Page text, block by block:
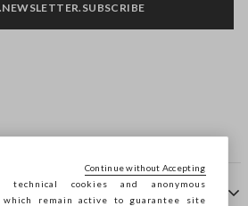
cookies and anonymous
which remain active to guarantee site
Continue without Accepting